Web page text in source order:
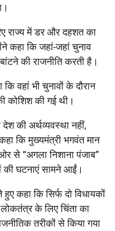
राज्य में डर और दहशत का
कहा कि जहां-जहां चुनाव
की राजनीति करती है।
वहां भी चुनावों के दौरान
कोशिश की गई थी।
देश की अर्थव्यवस्था नहीं,
कि मुख्यमंत्री भगवंत मान
से “अगला निशाना पंजाब”
घटनाएं सामने आईं।
हुए कहा कि सिर्फ दो विधायकों
लोकतंत्र के लिए चिंता का
तरीकों से किया गया